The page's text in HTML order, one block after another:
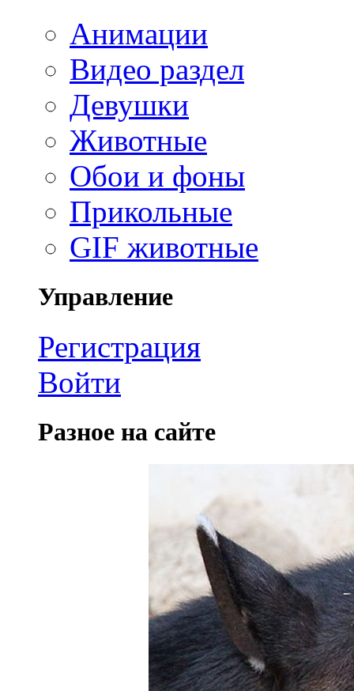
Анимации
Видео раздел
Девушки
Животные
Обои и фоны
Прикольные
GIF животные
Управление
Регистрация
Войти
Разное на сайте